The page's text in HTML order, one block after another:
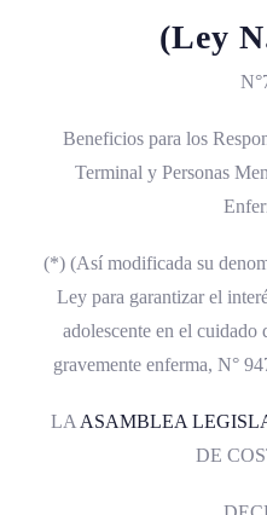
(Ley
Beneficios para los
Terminal y Personas
(*) (Así modificada su
Ley para garantizar el
adolescente en el cuidado
gravemente enferma, N°
LA ASAMBLEA
DE